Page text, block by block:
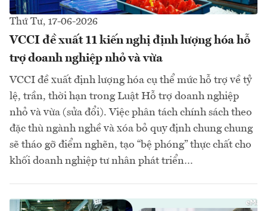
Thứ Tư, 17-06-2026
VCCI đề xuất 11 kiến nghị định lượng hóa hỗ
trợ doanh nghiệp nhỏ và vừa
VCCI đề xuất định lượng hóa cụ thể mức hỗ trợ về tỷ
lệ, trần, thời hạn trong Luật Hỗ trợ doanh nghiệp
nhỏ và vừa (sửa đổi). Việc phân tách chính sách theo
đặc thù ngành nghề và xóa bỏ quy định chung chung
sẽ tháo gỡ điểm nghẽn, tạo “bệ phóng” thực chất cho
khối doanh nghiệp tư nhân phát triển…